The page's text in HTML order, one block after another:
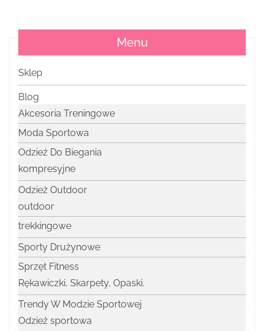
Menu
Sklep
Blog
Akcesoria Treningowe
Moda Sportowa
Odzież Do Biegania
kompresyjne
Odzież Outdoor
outdoor
trekkingowe
Sporty Drużynowe
Sprzęt Fitness
Rękawiczki, Skarpety, Opaski.
Trendy W Modzie Sportowej
Odzież sportowa